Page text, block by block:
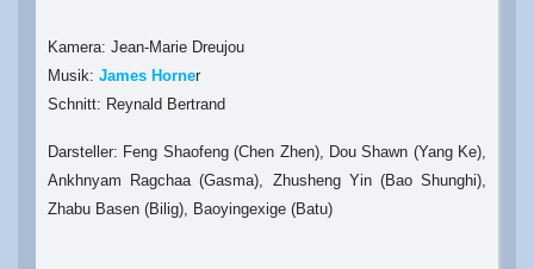
Kamera: Jean-Marie Dreujou
Musik: James Horner
Schnitt: Reynald Bertrand
Darsteller: Feng Shaofeng (Chen Zhen), Dou Shawn (Yang Ke),
Ankhnyam Ragchaa (Gasma), Zhusheng Yin (Bao Shunghi),
Zhabu Basen (Bilig), Baoyingexige (Batu)